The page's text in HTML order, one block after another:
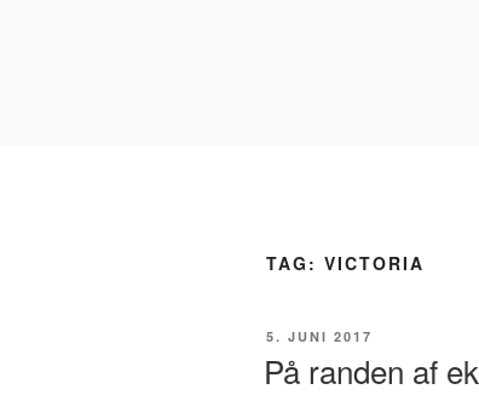
TAG: VICTORIA
UDGIVET
5. JUNI 2017
På randen af